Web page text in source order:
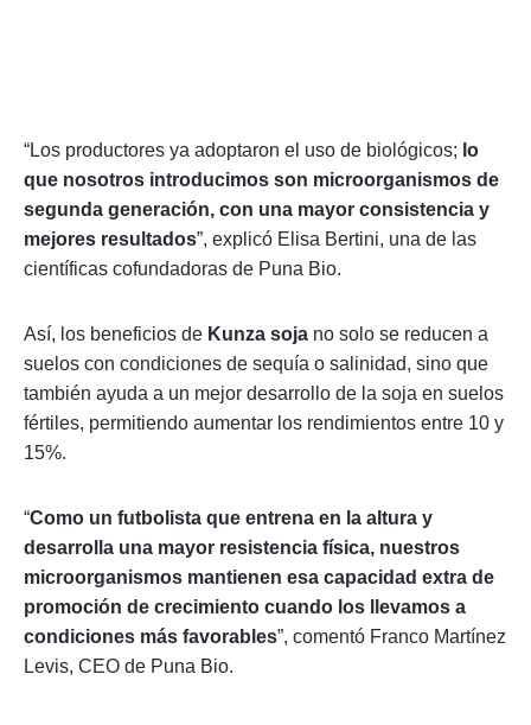
“Los productores ya adoptaron el uso de biológicos; lo
que nosotros introducimos son microorganismos de
segunda generación, con una mayor consistencia y
mejores resultados”, explicó Elisa Bertini, una de las
científicas cofundadoras de Puna Bio.
Así, los beneficios de Kunza soja no solo se reducen a
suelos con condiciones de sequía o salinidad, sino que
también ayuda a un mejor desarrollo de la soja en suelos
fértiles, permitiendo aumentar los rendimientos entre 10 y
15%.
“Como un futbolista que entrena en la altura y
desarrolla una mayor resistencia física, nuestros
microorganismos mantienen esa capacidad extra de
promoción de crecimiento cuando los llevamos a
condiciones más favorables”, comentó Franco Martínez
Levis, CEO de Puna Bio.